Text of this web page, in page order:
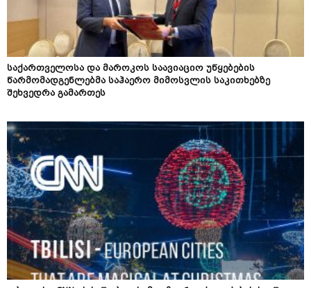
საქართველოსა და მაროკოს საავიაციო უწყებების
წარმომადგენლებმა საჰაერო მიმოსვლის საკითხებზე
შეხვედრა გამართეს